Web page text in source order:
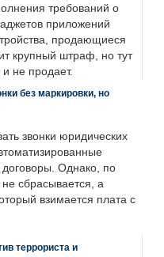
требований о
приложений
продающиеся
крупный штраф, но тут
не продает.
без маркировки, но
звонки юридических
Однако, по
сбрасывается, а
взимается плата с
террориста и